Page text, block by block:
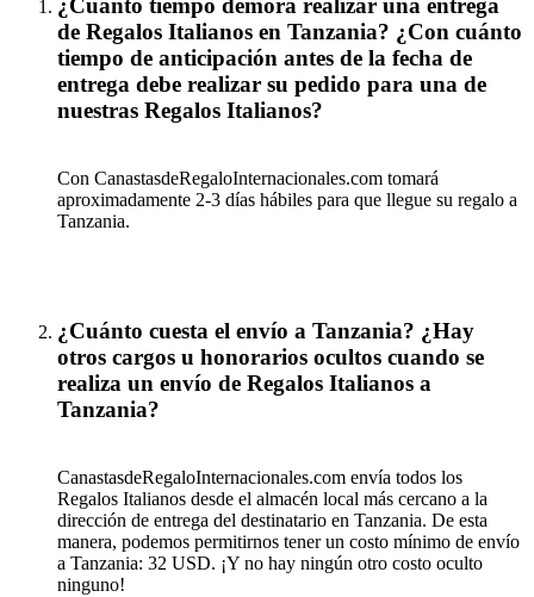
¿Cuanto tiempo demora realizar una entrega
de Regalos Italianos en Tanzania? ¿Con cuánto
tiempo de anticipación antes de la fecha de
entrega debe realizar su pedido para una de
nuestras Regalos Italianos?
Con CanastasdeRegaloInternacionales.com tomará
aproximadamente 2-3 días hábiles para que llegue su regalo a
Tanzania.
¿Cuánto cuesta el envío a Tanzania? ¿Hay
otros cargos u honorarios ocultos cuando se
realiza un envío de Regalos Italianos a
Tanzania?
CanastasdeRegaloInternacionales.com envía todos los
Regalos Italianos desde el almacén local más cercano a la
dirección de entrega del destinatario en Tanzania. De esta
manera, podemos permitirnos tener un costo mínimo de envío
a Tanzania: 32 USD. ¡Y no hay ningún otro costo oculto
ninguno!